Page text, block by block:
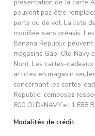
présentation de la carte
peuvent pas être
perte ou de vol. La liste
modifiée sans préavis.
Banana Republic
magasins Gap, Old Navy
Nord. Les cartes-
articles en magasin
concernant les cartes-
Republic, composez
800 OLD-NAVY et 1 888
Modalités de crédit